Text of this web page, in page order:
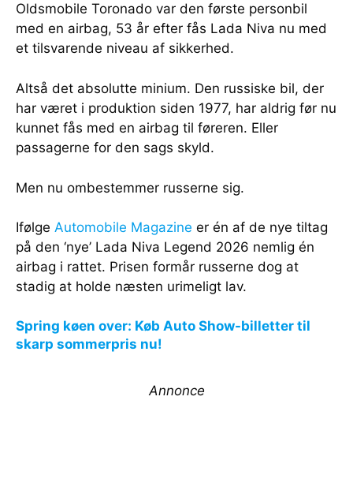
Oldsmobile Toronado var den første personbil
med en airbag, 53 år efter fås Lada Niva nu med
et tilsvarende niveau af sikkerhed.
Altså det absolutte minium. Den russiske bil, der
har været i produktion siden 1977, har aldrig før nu
kunnet fås med en airbag til føreren. Eller
passagerne for den sags skyld.
Men nu ombestemmer russerne sig.
Ifølge Automobile Magazine er én af de nye tiltag
på den ‘nye’ Lada Niva Legend 2026 nemlig én
airbag i rattet. Prisen formår russerne dog at
stadig at holde næsten urimeligt lav.
Spring køen over: Køb Auto Show-billetter til
skarp sommerpris nu!
Annonce